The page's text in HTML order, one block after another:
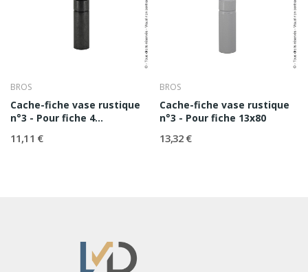
BROS
Cache-fiche vase rustique
n°3 - Pour fiche 4...
11,11 €
BROS
Cache-fiche vase rustique
n°3 - Pour fiche 13x80
13,32 €